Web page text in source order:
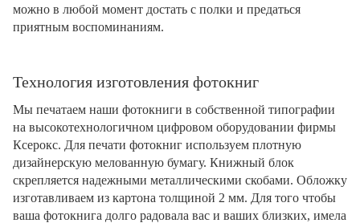
можно в любой момент достать с полки и предаться
приятным воспоминаниям.
Технология изготовления фотокниг
Мы печатаем наши фотокниги в собственной типографии
на высокотехнологичном цифровом оборудовании фирмы
Ксерокс. Для печати фотокниг используем плотную
дизайнерскую мелованную бумагу. Книжный блок
скрепляется надежными металлическими скобами. Обложку
изготавливаем из картона толщиной 2 мм. Для того чтобы
ваша фотокнига долго радовала вас и ваших близких, имела